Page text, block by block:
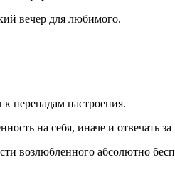
вечер для любимого.
перепадам настроения.
на себя, иначе и отвечать за
возлюбленного абсолютно